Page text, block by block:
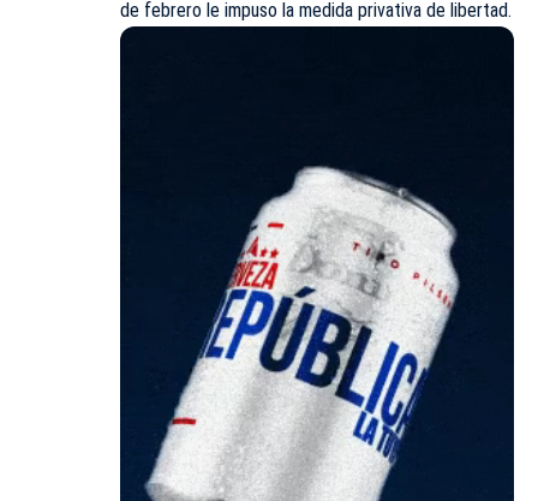
de febrero le impuso la medida privativa de libertad.